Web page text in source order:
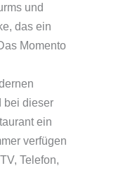
und
das ein
Momento
bei dieser
ein
verfügen
Telefon,